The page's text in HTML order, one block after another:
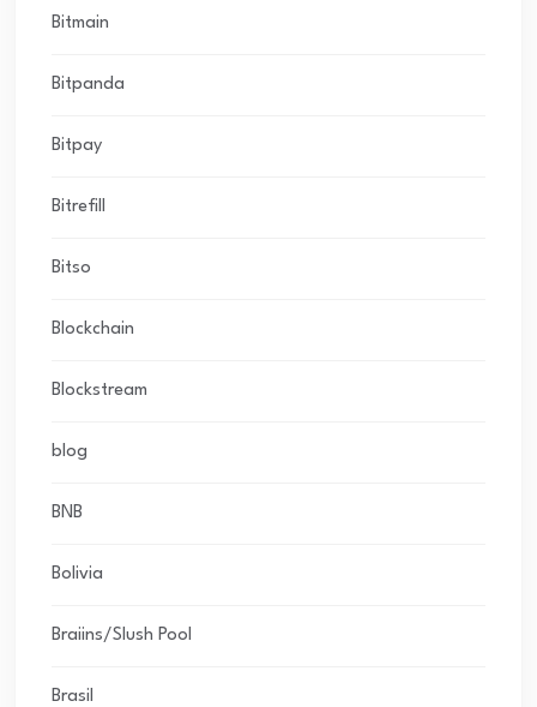
Bitmain
Bitpanda
Bitpay
Bitrefill
Bitso
Blockchain
Blockstream
blog
BNB
Bolivia
Braiins/Slush Pool
Brasil